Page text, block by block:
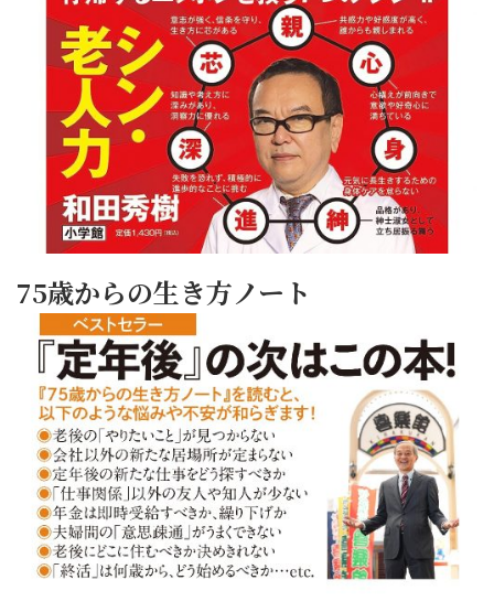
75歳からの生き方ノート